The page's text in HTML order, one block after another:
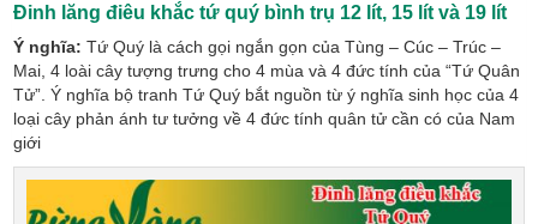
Đinh lăng điêu khắc tứ quý bình trụ 12 lít, 15 lít và 19 lít
Ý nghĩa: Tứ Quý là cách gọi ngắn gọn của Tùng – Cúc – Trúc –
Mai, 4 loài cây tượng trưng cho 4 mùa và 4 đức tính của “Tứ Quân
Tử”. Ý nghĩa bộ tranh Tứ Quý bắt nguồn từ ý nghĩa sinh học của 4
loại cây phản ánh tư tưởng về 4 đức tính quân tử cần có của Nam
giới